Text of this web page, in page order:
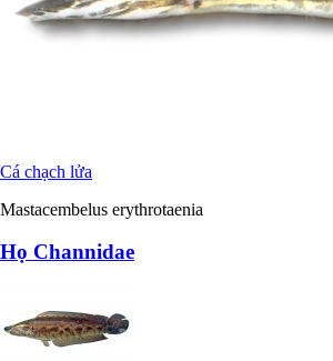
Cá chạch lửa
Mastacembelus erythrotaenia
Họ Channidae